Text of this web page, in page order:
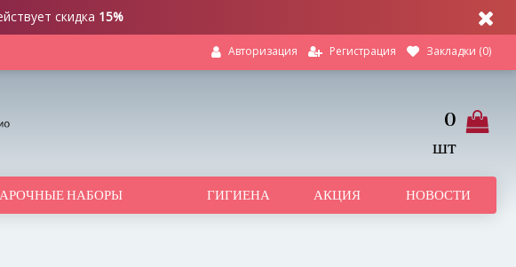
скидка 15%
Авторизация Регистрация Закладки (0)
0
шт
НАБОРЫ ГИГИЕНА АКЦИЯ НОВОСТИ